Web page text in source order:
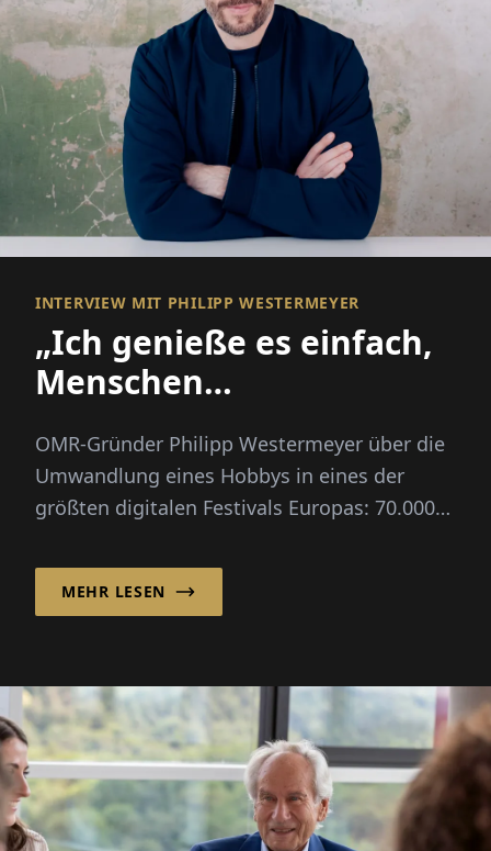
INTERVIEW MIT PHILIPP WESTERMEYER
„Ich genieße es einfach,
Menschen
OMR-Gründer Philipp Westermeyer über die
Umwandlung eines Hobbys in eines der
größten digitalen Festivals Europas: 70.000
MEHR LESEN